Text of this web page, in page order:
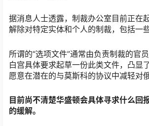
据消息人士透露，制裁办公室目前正在
解除对特定实体和个人的制裁，包括一
所谓的“选项文件”通常由负责制裁的官
白宫具体要求起草一份此类文件，凸显
愿意在潜在的与莫斯科的协议中减轻对
目前尚不清楚华盛顿会具体寻求什么回
的缓解。